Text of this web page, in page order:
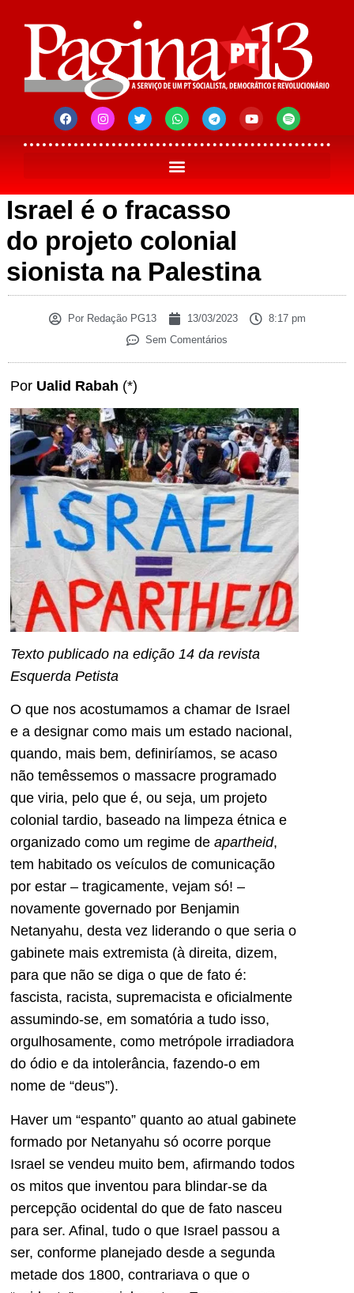
Israel é o fracasso
do projeto colonial
sionista na Palestina
PorRedação PG13 13/03/2023
8:17 pm
Sem Comentários
Por Ualid Rabah (*)
Texto publicado na edição 14 da revista
Esquerda Petista
O que nos acostumamos a chamar de Israel
e a designar como mais um estado nacional,
quando, mais bem, definiríamos, se acaso
não temêssemos o massacre programado
que viria, pelo que é, ou seja, um projeto
colonial tardio, baseado na limpeza étnica e
organizado como um regime de apartheid,
tem habitado os veículos de comunicação
por estar – tragicamente, vejam só! –
novamente governado por Benjamin
Netanyahu, desta vez liderando o que seria o
gabinete mais extremista (à direita, dizem,
para que não se diga o que de fato é:
fascista, racista, supremacista e oficialmente
assumindo-se, em somatória a tudo isso,
orgulhosamente, como metrópole irradiadora
do ódio e da intolerância, fazendo-o em
nome de “deus”).
Haver um “espanto” quanto ao atual gabinete
formado por Netanyahu só ocorre porque
Israel se vendeu muito bem, afirmando todos
os mitos que inventou para blindar-se da
percepção ocidental do que de fato nasceu
para ser. Afinal, tudo o que Israel passou a
ser, conforme planejado desde a segunda
metade dos 1800, contrariava o que o